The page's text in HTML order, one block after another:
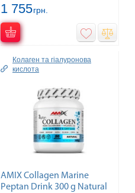
1 755грн.
Колаген та гiалуронова
кислота
AMIX Collagen Marine
Peptan Drink 300 g Natural